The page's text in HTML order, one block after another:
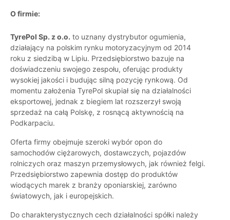
O firmie:
TyrePol Sp. z o.o. to uznany dystrybutor ogumienia,
działający na polskim rynku motoryzacyjnym od 2014
roku z siedzibą w Lipiu. Przedsiębiorstwo bazuje na
doświadczeniu swojego zespołu, oferując produkty
wysokiej jakości i budując silną pozycję rynkową. Od
momentu założenia TyrePol skupiał się na działalności
eksportowej, jednak z biegiem lat rozszerzył swoją
sprzedaż na całą Polskę, z rosnącą aktywnością na
Podkarpaciu.
Oferta firmy obejmuje szeroki wybór opon do
samochodów ciężarowych, dostawczych, pojazdów
rolniczych oraz maszyn przemysłowych, jak również felgi.
Przedsiębiorstwo zapewnia dostęp do produktów
wiodących marek z branży oponiarskiej, zarówno
światowych, jak i europejskich.
Do charakterystycznych cech działalności spółki należy